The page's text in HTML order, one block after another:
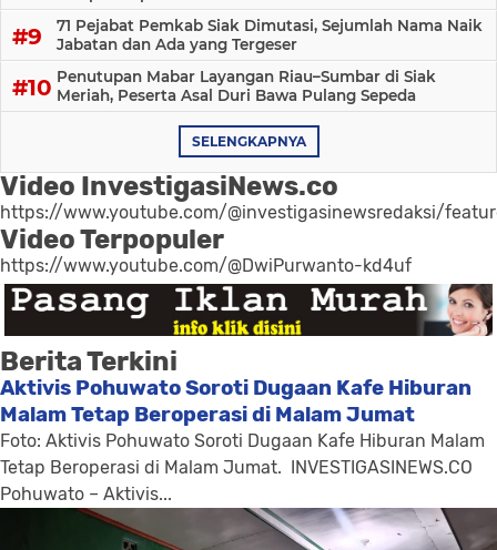
71 Pejabat Pemkab Siak Dimutasi, Sejumlah Nama Naik
Jabatan dan Ada yang Tergeser
Penutupan Mabar Layangan Riau–Sumbar di Siak
Meriah, Peserta Asal Duri Bawa Pulang Sepeda
SELENGKAPNYA
Video InvestigasiNews.co
https://www.youtube.com/@investigasinewsredaksi/
Video Terpopuler
https://www.youtube.com/@DwiPurwanto-kd4uf
Berita Terkini
Aktivis Pohuwato Soroti Dugaan Kafe Hiburan
Malam Tetap Beroperasi di Malam Jumat
Foto: Aktivis Pohuwato Soroti Dugaan Kafe Hiburan Malam
Tetap Beroperasi di Malam Jumat. INVESTIGASINEWS.CO
Pohuwato – Aktivis...